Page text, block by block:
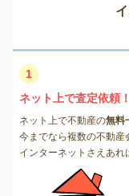
1
ネット上で査定依頼！
ネット上で不動産の無料
今までなら複数の不動産
インターネットさえあれ